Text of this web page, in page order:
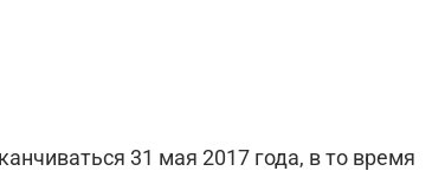
31 мая 2017 года, в то время